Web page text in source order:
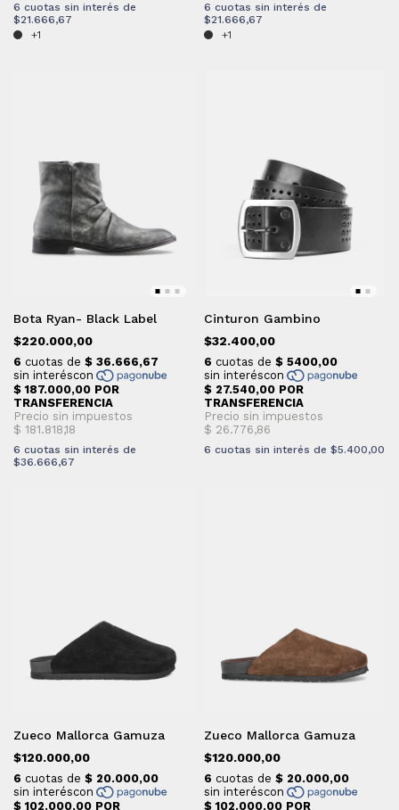
6 cuotas sin interés de
$21.666,67
+1
6 cuotas sin interés de
$21.666,67
+1
Bota Ryan- Black Label
$220.000,00
6 cuotas sin interés de
$36.666,67
Cinturon Gambino
$32.400,00
6 cuotas sin interés de $5.400,00
Zueco Mallorca Gamuza
$120.000,00
Zueco Mallorca Gamuza
$120.000,00